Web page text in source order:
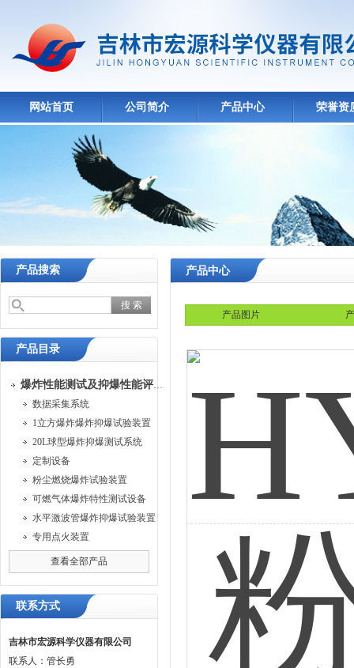
网站首页 公司简介 产品中心 荣誉资
产品搜索
产品目录
爆炸性能测试及抑爆性能评定装置
数据采集系统
1立方爆炸爆炸抑爆试验装置
20L球型爆炸抑爆测试系统
定制设备
粉尘燃烧爆炸试验装置
可燃气体爆炸特性测试设备
水平激波管爆炸抑爆试验装置
专用点火装置
查看全部产品
联系方式
吉林市宏源科学仪器有限公司
联系人：管长勇
产品中心
产品图片